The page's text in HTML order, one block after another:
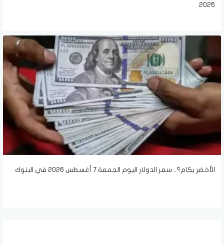
2026
الأخضر بكام؟.. سعر الدولار اليوم الجمعة 7 أغسطس 2026 في البنوك